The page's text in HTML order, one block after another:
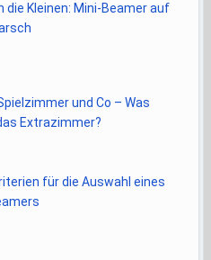
die Kleinen: Mini-Beamer auf
und Co – Was
Extrazimmer?
für die Auswahl eines